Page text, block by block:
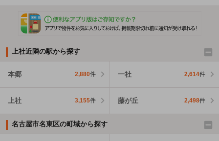
上社近隣の駅から探す
本郷 2,880件 一社 2,614件
上社 3,155件 藤が丘 2,498件
名古屋市名東区の町域から探す